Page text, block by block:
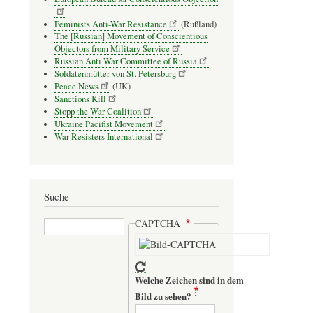
Feminists Anti-War Resistance
(Rußland)
The [Russian] Movement of Conscientious
Objectors from Military Service
Russian Anti War Committee of Russia
Soldatenmütter von St. Petersburg
Peace News
(UK)
Sanctions Kill
Stopp the War Coalition
Ukraine Pacifist Movement
War Resisters International
Suche
Suche CAPTCHA
Welche Zeichen sind in dem
Bild zu sehen?